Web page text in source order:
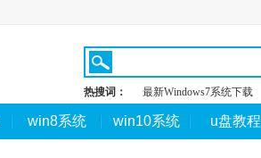
热搜词： 最新Windows7系统下载
win8系统 win10系统 u盘教程